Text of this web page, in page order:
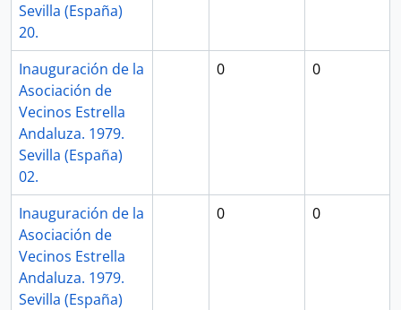
Sevilla (España)
20.
Inauguración de la
Asociación de
Vecinos Estrella
Andaluza. 1979.
Sevilla (España)
02.
0 0
Inauguración de la
Asociación de
Vecinos Estrella
Andaluza. 1979.
Sevilla (España)
0 0